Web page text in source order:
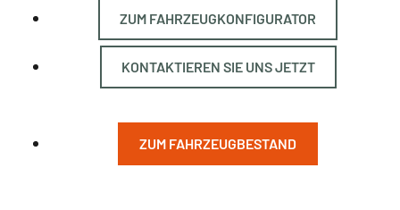
ZUM FAHRZEUGKONFIGURATOR
KONTAKTIEREN SIE UNS JETZT
ZUM FAHRZEUGBESTAND